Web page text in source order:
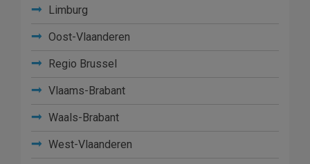
Limburg
Oost-Vlaanderen
Regio Brussel
Vlaams-Brabant
Waals-Brabant
West-Vlaanderen